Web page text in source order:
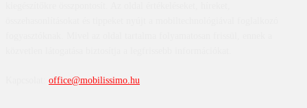
office@mobilissimo.hu